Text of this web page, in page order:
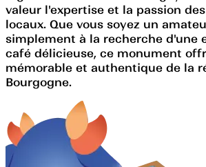
valeur l'expertise et la passion
locaux. Que vous soyez un
simplement à la recherche d'une
café délicieuse, ce monument
mémorable et authentique de la
Bourgogne.